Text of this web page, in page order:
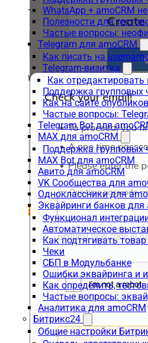
WhatsApp + amoCRM
Полезности для
Частые вопросы:
Telegram для amoCRM
Как писать на
Telegram-визитка
Как отредактировать
Поддержка групповых
Как на сайте
Частые вопросы:
Telegram Bot для
MAX для amoCRM
Поддержка групповых
MAX Bot для amoCRM
Авито для amoCRM
VK Сообщества для
Одноклассники для
Эквайринги банков для
Функционал
Автоматическое
Как подтягивать
Чеки
СБП в Модульбанке
Ошибки эквайринга и
Как определить,
Частые вопросы:
Аналитика для amoCRM
Битрикс24
Общие настройки